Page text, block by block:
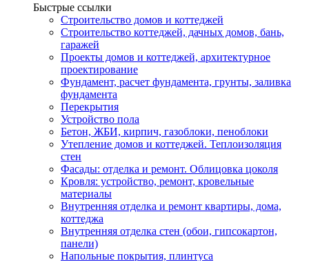
Быстрые ссылки
Строительство домов и коттеджей
Строительство коттеджей, дачных домов, бань,
гаражей
Проекты домов и коттеджей, архитектурное
проектирование
Фундамент, расчет фундамента, грунты, заливка
фундамента
Перекрытия
Устройство пола
Бетон, ЖБИ, кирпич, газоблоки, пеноблоки
Утепление домов и коттеджей. Теплоизоляция
стен
Фасады: отделка и ремонт. Облицовка цоколя
Кровля: устройство, ремонт, кровельные
материалы
Внутренняя отделка и ремонт квартиры, дома,
коттеджа
Внутренняя отделка стен (обои, гипсокартон,
панели)
Напольные покрытия, плинтуса